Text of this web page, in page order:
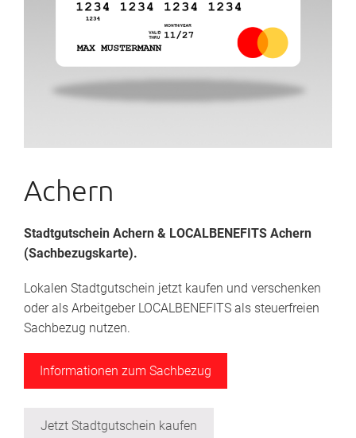
Achern
Stadtgutschein Achern & LOCALBENEFITS Achern
(Sachbezugskarte).
Lokalen Stadtgutschein jetzt kaufen und verschenken
oder als Arbeitgeber LOCALBENEFITS als steuerfreien
Sachbezug nutzen.
Informationen zum Sachbezug
Jetzt Stadtgutschein kaufen